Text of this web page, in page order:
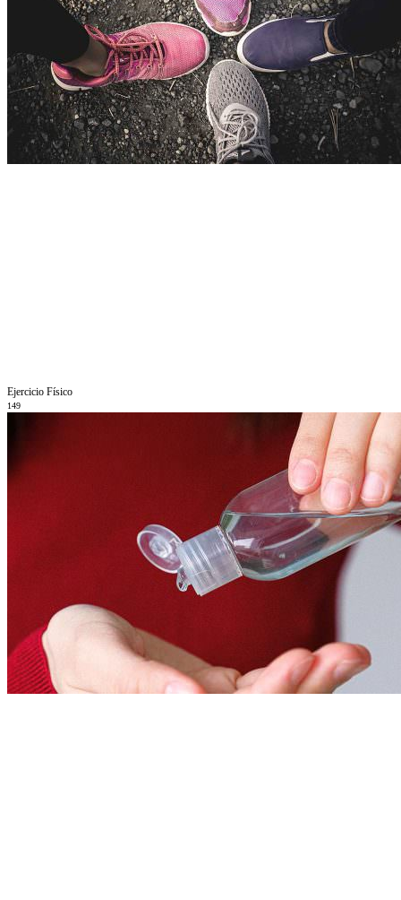
Ejercicio Fí­sico
149